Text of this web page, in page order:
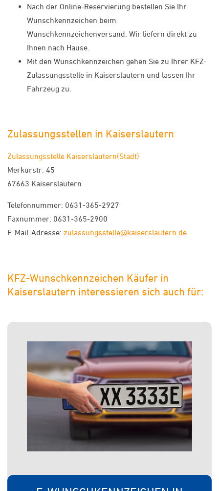
Nach der Online-Reservierung bestellen Sie Ihr
Wunschkennzeichen beim
Wunschkennzeichenversand. Wir liefern direkt zu
Ihnen nach Hause.
Mit den Wunschkennzeichen gehen Sie zu Ihrer KFZ-
Zulassungsstelle in Kaiserslautern und lassen Ihr
Fahrzeug zu.
Zulassungsstellen in Kaiserslautern
Zulassungsstelle Kaiserslautern(Stadt)
Merkurstr. 45
67663 Kaiserslautern
Telefonnummer: 0631-365-2927
Faxnummer: 0631-365-2900
E-Mail-Adresse: zulassungsstelle@kaiserslautern.de
KFZ-Wunschkennzeichen Käufer in
Kaiserslautern interessieren sich auch für: